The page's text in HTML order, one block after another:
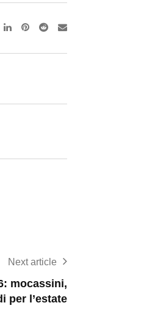
Pinterest
RedditShare
Next article
mocassini,
per l’estate